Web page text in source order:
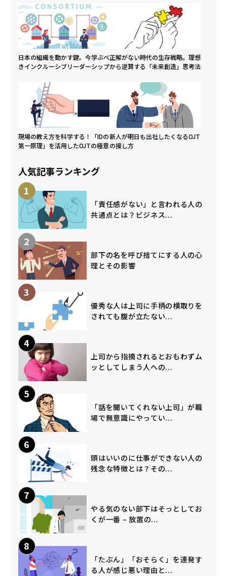
日本の組織を動かす鍵。今学ぶべ
きインクルーシブリーダーシップ
正解がない時代の生存戦略。理想
から逆算する「未来創造」思考法
現場の教え方を科学する！「IDの
第一原理」を活用したOJTの極意
新人が明日も出社したくなるOJT
の接し方
人気記事ランキング
1
「責任感がない」と言われる人の
共通点とは？ビジネス...
2
部下の名を呼び捨てにする人の心
理とその影響
3
優秀な人は上司に手柄の横取りを
されても腹が立たない...
4
上司から指摘されるとおもわずム
ッとしてしまう人への...
5
「話を聞いてくれない上司」が職
場で無意識にやってい...
6
頭はいいのに仕事ができない人の
残念な特徴とは？その...
7
やる気のない部下はそっとしてお
くが一番 – 放置の...
8
「たぶん」「おそらく」を連発す
る人が感じ悪い理由と...